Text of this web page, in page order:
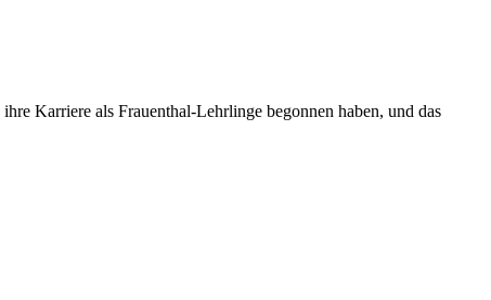
Karriere als Frauenthal-Lehrlinge begonnen haben, und das